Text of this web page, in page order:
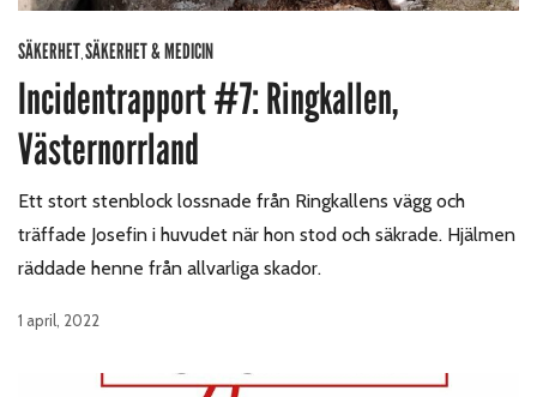
SÄKERHET,SÄKERHET & MEDICIN
Incidentrapport #7: Ringkallen,
Västernorrland
Ett stort stenblock lossnade från Ringkallens vägg och
träffade Josefin i huvudet när hon stod och säkrade. Hjälmen
räddade henne från allvarliga skador.
1 april, 2022